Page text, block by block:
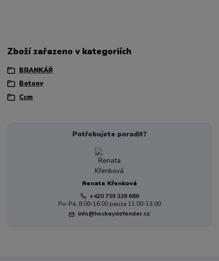
Zboží zařazeno v kategoriích
BRANKÁŘ
Betony
Ccm
Potřebujete poradit?
Renata Křenková
+420 739 339 689
Po-Pá, 8:00-16:00 pauza 11:00-13:00
info@hockeydefender.cz